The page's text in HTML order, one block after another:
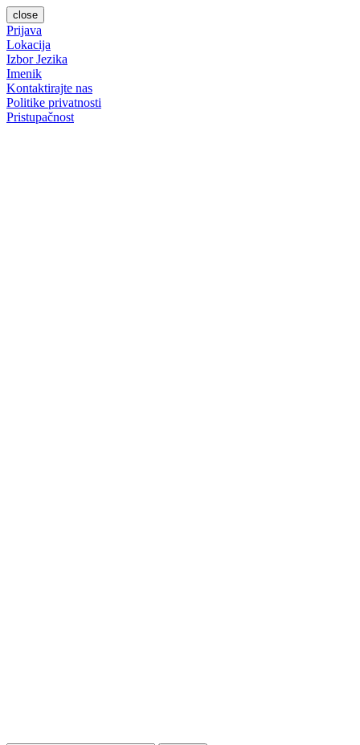
close
Prijava
Lokacija
Izbor Jezika
Imenik
Kontaktirajte nas
Politike privatnosti
Pristupačnost